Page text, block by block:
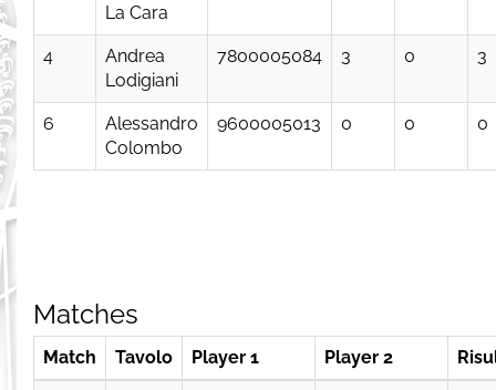
La Cara
4
Andrea
Lodigiani
7800005084 3 0 3
6
Alessandro
Colombo
9600005013 0 0 0
Matches
Match Tavolo Player 1 Player 2